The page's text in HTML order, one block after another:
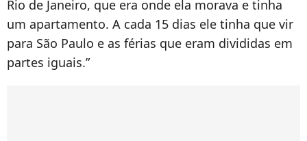
Rio de Janeiro, que era onde ela morava e tinha
um apartamento. A cada 15 dias ele tinha que vir
para São Paulo e as férias que eram divididas em
partes iguais.”